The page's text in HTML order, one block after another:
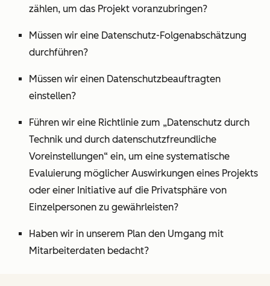
zählen, um das Projekt voranzubringen?
Müssen wir eine Datenschutz-Folgenabschätzung
durchführen?
Müssen wir einen Datenschutzbeauftragten
einstellen?
Führen wir eine Richtlinie zum „Datenschutz durch
Technik und durch datenschutzfreundliche
Voreinstellungen“ ein, um eine systematische
Evaluierung möglicher Auswirkungen eines Projekts
oder einer Initiative auf die Privatsphäre von
Einzelpersonen zu gewährleisten?
Haben wir in unserem Plan den Umgang mit
Mitarbeiterdaten bedacht?